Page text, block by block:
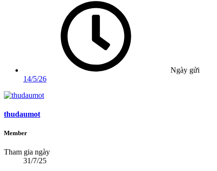
Ngày gửi
14/5/26
thudaumot
Member
Tham gia ngày
31/7/25